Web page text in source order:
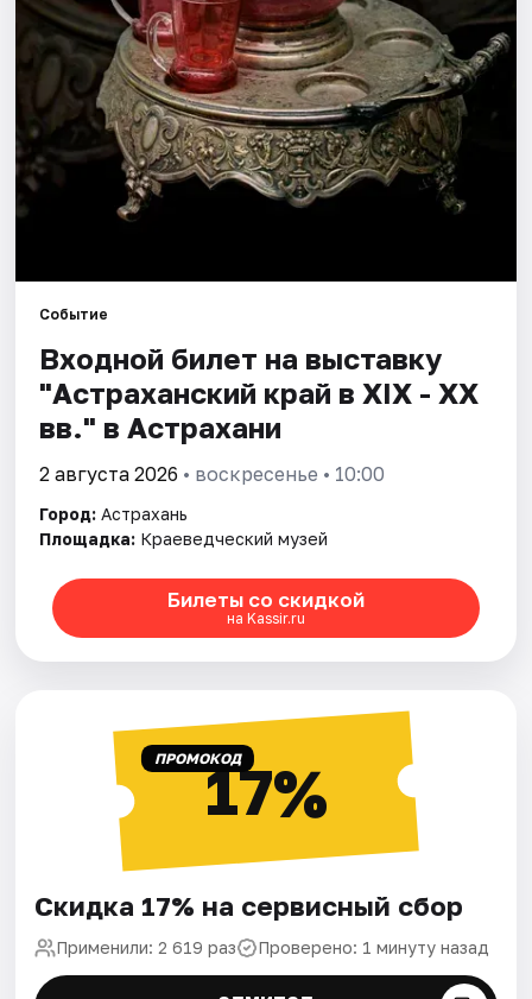
Артисты
Рейтинги
Событие
Входной билет на выставку
"Астраханский край в XIX - XX
вв." в Астрахани
2 августа 2026 • воскресенье • 10:00
Город: Астрахань
Площадка: Краеведческий музей
Билеты со скидкой
на Kassir.ru
ПРОМОКОД17%
Скидка 17% на сервисный сбор
Применили: 2 619 раз Проверено: 1 минуту назад